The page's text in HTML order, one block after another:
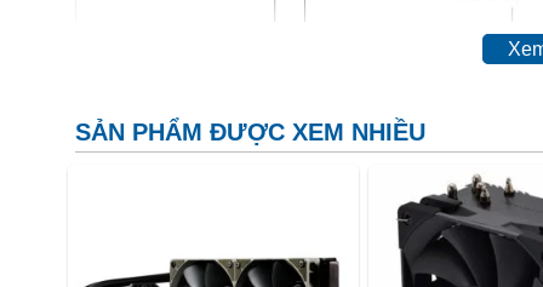
SẢN PHẨM ĐƯỢC XEM NHIỀU